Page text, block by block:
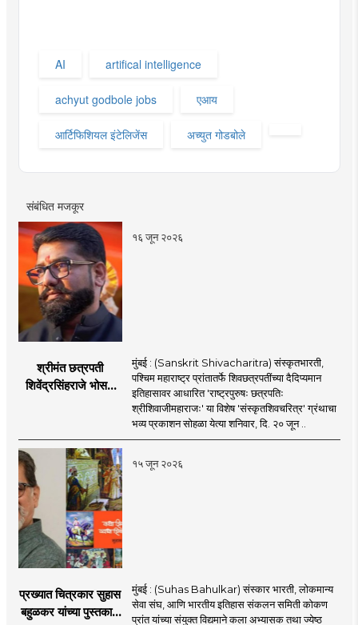
AI artifical intelligence
achyut godbole jobs एआय
आर्टिफिशियल इंटेलिजेंस अच्युत गोडबोले
संबंधित मजकूर
१६ जून २०२६
श्रीमंत छत्रपती
शिवेंद्रसिंहराजे भोसले
प्रकाशन
मुंबई : (Sanskrit Shivacharitra) संस्कृतभारती,
पश्चिम महाराष्ट्र प्रांतातर्फे शिवछत्रपतींच्या दैदिप्यमान
इतिहासावर आधारित 'राष्ट्रपुरुषः छत्रपतिः
श्रीशिवाजीमहाराजः' या विशेष 'संस्कृतशिवचरित्र' ग्रंथाचा
भव्य प्रकाशन सोहळा येत्या शनिवार, दि. २० जून ..
१५ जून २०२६
प्रख्यात चित्रकार सुहास
बहुळकर यांच्या पुस्तकाचे
मुंबई : (Suhas Bahulkar) संस्कार भारती, लोकमान्य
सेवा संघ, आणि भारतीय इतिहास संकलन समिती कोकण
प्रांत यांच्या संयुक्त विद्यमाने कला अभ्यासक तथा ज्येष्ठ